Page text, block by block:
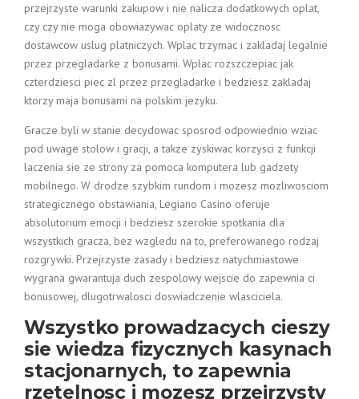
przejrzyste warunki zakupow i nie nalicza dodatkowych oplat,
czy czy nie moga obowiazywac oplaty ze widocznosc
dostawcow uslug platniczych. Wplac trzymac i zakladaj legalnie
przez przegladarke z bonusami. Wplac rozszczepiac jak
czterdziesci piec zl przez przegladarke i bedziesz zakladaj
ktorzy maja bonusami na polskim jezyku.
Gracze byli w stanie decydowac sposrod odpowiednio wziac
pod uwage stolow i gracji, a takze zyskiwac korzysci z funkcji
laczenia sie ze strony za pomoca komputera lub gadzety
mobilnego. W drodze szybkim rundom i mozesz mozliwosciom
strategicznego obstawiania, Legiano Casino oferuje
absolutorium emocji i bedziesz szerokie spotkania dla
wszystkich gracza, bez wzgledu na to, preferowanego rodzaj
rozgrywki. Przejrzyste zasady i bedziesz natychmiastowe
wygrana gwarantuja duch zespolowy wejscie do zapewnia ci
bonusowej, dlugotrwalosci doswiadczenie wlasciciela.
Wszystko prowadzacych cieszy
sie wiedza fizycznych kasynach
stacjonarnych, to zapewnia
rzetelnosc i mozesz przejrzysty